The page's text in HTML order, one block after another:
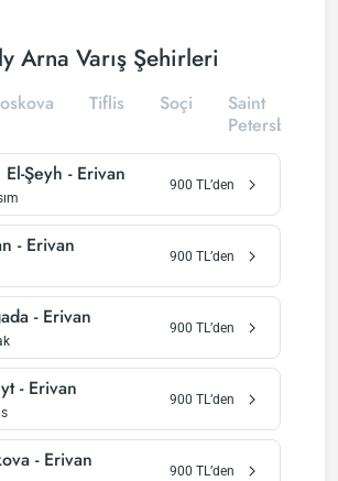
Arna Varış Şehirleri
Tiflis Soçi
Saint
Petersburg
Şeyh - Erivan 900 TL’den
- Erivan 900 TL’den
- Erivan 900 TL’den
- Erivan 900 TL’den
- Erivan 900 TL’den